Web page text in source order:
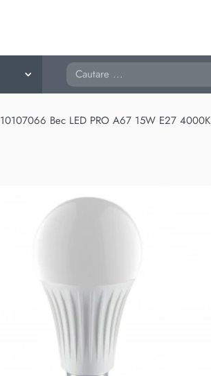
Cautare
10107066 Bec LED PRO A67 15W E27 4000K